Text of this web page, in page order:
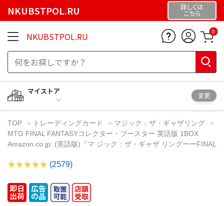
NKUBSTPOL.RU 詳しくは
こちら
NKUBSTPOL.RU 0
マイストア
変更
TOP トレーディングカード
マジック：ザ・ギャザリング
MTG FINAL FANTASYコレクター・ブースター 英語版 1BOX
Amazon.co.jp: (英語版)『マ ジック：ザ・ギャザ リングーーFINAL
(2579)